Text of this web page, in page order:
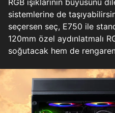
RGB ışıklarının büyüsünü
sistemlerine de
seçersen seç, E750 ile
120mm özel aydınlatmalı
soğutacak hem de